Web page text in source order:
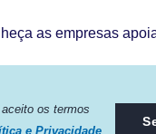
as empresas
os termos
e Privacidade